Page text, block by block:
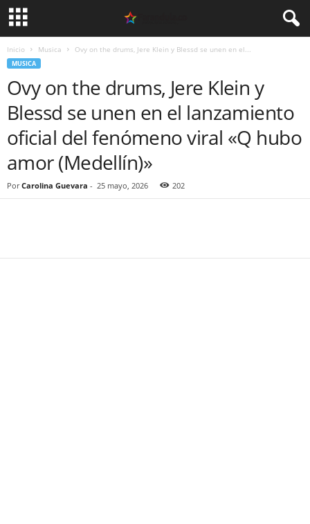
Inicio Musica Ovy on the drums, Jere Klein y Blessd se unen en el...
MUSICA
Ovy on the drums, Jere Klein y
Blessd se unen en el lanzamiento
oficial del fenómeno viral «Q hubo
amor (Medellín)»
Por Carolina Guevara - 25 mayo, 2026 202